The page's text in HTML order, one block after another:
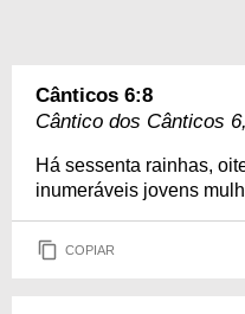
Cânticos 6:8
Cântico dos Cânticos
Há sessenta rainhas,
inumeráveis jovens
COPIAR